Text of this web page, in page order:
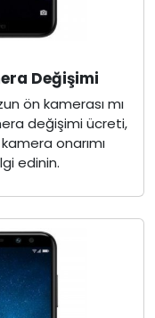
Değişimi
ön kamerası mı
değişimi ücreti,
onarımı
edinin.